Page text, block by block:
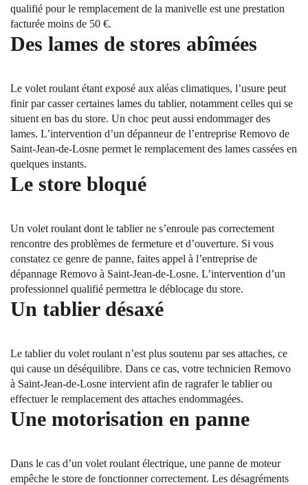
qualifié pour le remplacement de la manivelle est une prestation
facturée moins de 50 €.
Des lames de stores abîmées
Le volet roulant étant exposé aux aléas climatiques, l’usure peut
finir par casser certaines lames du tablier, notamment celles qui se
situent en bas du store. Un choc peut aussi endommager des
lames. L’intervention d’un dépanneur de l’entreprise Removo de
Saint-Jean-de-Losne permet le remplacement des lames cassées en
quelques instants.
Le store bloqué
Un volet roulant dont le tablier ne s’enroule pas correctement
rencontre des problèmes de fermeture et d’ouverture. Si vous
constatez ce genre de panne, faites appel à l’entreprise de
dépannage Removo à Saint-Jean-de-Losne. L’intervention d’un
professionnel qualifié permettra le déblocage du store.
Un tablier désaxé
Le tablier du volet roulant n’est plus soutenu par ses attaches, ce
qui cause un déséquilibre. Dans ce cas, votre technicien Removo
à Saint-Jean-de-Losne intervient afin de ragrafer le tablier ou
effectuer le remplacement des attaches endommagées.
Une motorisation en panne
Dans le cas d’un volet roulant électrique, une panne de moteur
empêche le store de fonctionner correctement. Les désagréments